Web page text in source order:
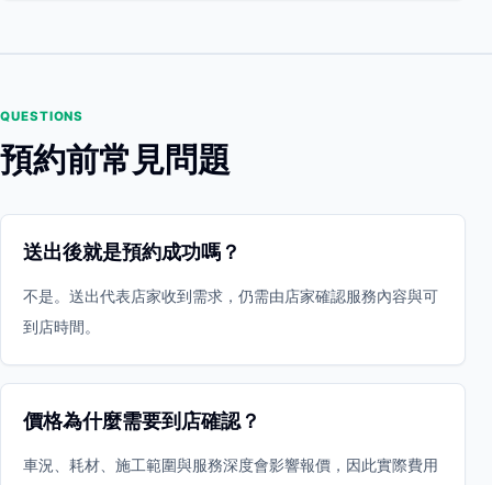
QUESTIONS
預約前常見問題
送出後就是預約成功嗎？
不是。送出代表店家收到需求，仍需由店家確認服務內容與可
到店時間。
價格為什麼需要到店確認？
車況、耗材、施工範圍與服務深度會影響報價，因此實際費用